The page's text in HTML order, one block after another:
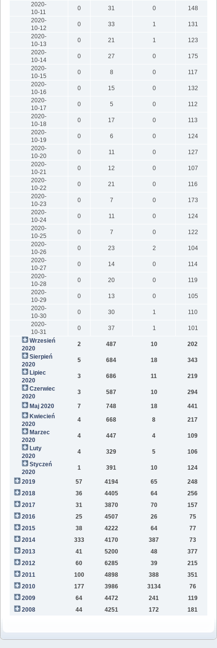
2020-
10-11
0 31 0
148
2020-
10-12
0 33 1
131
2020-
10-13
0 21 1
123
2020-
10-14
0 27 0
175
2020-
10-15
0 8 0
117
2020-
10-16
0 15 0
132
2020-
10-17
0 5 0
112
2020-
10-18
0 17 0
113
2020-
10-19
0 6 0
124
2020-
10-20
0 11 0
127
2020-
10-21
0 12 0
107
2020-
10-22
0 21 0
116
2020-
10-23
0 7 0
173
2020-
10-24
0 11 0
124
2020-
10-25
0 7 0
122
2020-
10-26
0 23 2
104
2020-
10-27
0 14 0
114
2020-
10-28
0 20 0
119
2020-
10-29
0 13 0
105
2020-
10-30
0 30 1
110
2020-
10-31
0 37 1
101
Wrzesień
2020
2 487 10 202
Sierpień
2020
5 684 18 343
Lipiec
2020
3 686 11 219
Czerwiec
2020
3 587 10 294
Maj 2020 7 748 18 441
Kwiecień
2020
4 668 8 217
Marzec
2020
4 447 4 109
Luty
2020
4 329 5 106
Styczeń
2020
1 391 10 124
2019 57 4194 65 248
2018
36 4405 64 256
2017
31 3870 70
157
2016
25 4507 26
75
2015
38 4222 64
77
2014
333 4170 387
73
2013
41 5200 48
377
2012
60 6285 39
215
2011
100 4898 388
351
2010
177 3986 3134
76
2009
64 4472 241
119
2008
44 4251 172 181